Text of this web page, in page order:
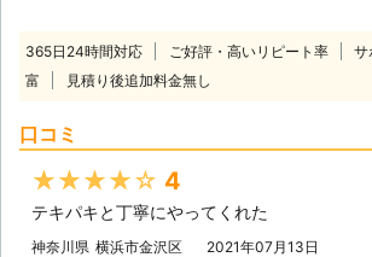
365日24時間対応 ご好評・高いリピート率 サ
富
見積り後追加料金無し
口コミ
★★★★★ 4
テキパキと丁寧にやってくれた
神奈川県 横浜市金沢区 2021年07月13日